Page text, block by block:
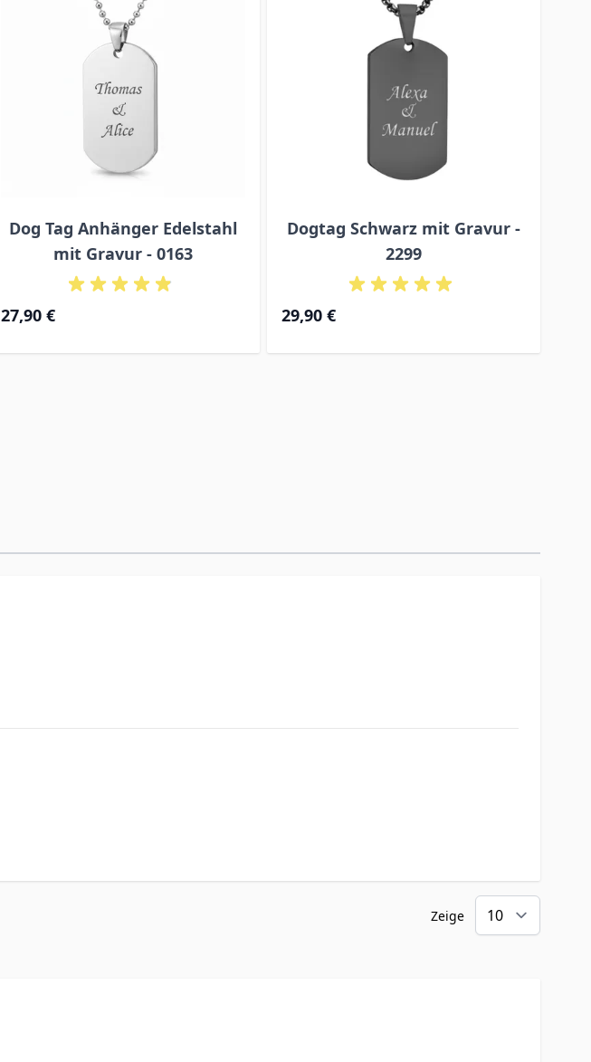
Dog Tag Anhänger Edelstahl
mit Gravur - 0163
27,90 €
Dogtag Schwarz mit Gravur -
2299
29,90 €
Zeige